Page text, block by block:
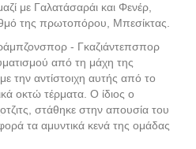
με Γαλατάσαράι και Φενέρ,
της πρωτοπόρου, Μπεσίκτας.
- Γκαζιάντεπσπορ
από τη μάχη της
την αντίστοιχη αυτής από το
οκτώ τέρματα. Ο ίδιος ο
στάθηκε στην απουσία του
τα αμυντικά κενά της ομάδας